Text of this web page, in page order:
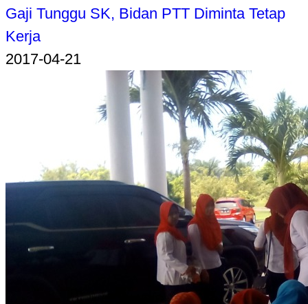
Gaji Tunggu SK, Bidan PTT Diminta Tetap
Kerja
2017-04-21